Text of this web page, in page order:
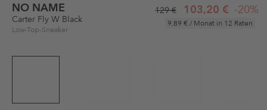
NO NAME
Carter Fly W Black
Low-Top-Sneaker
129 € 103,20 € -20%
9,89 € / Monat in 12 Raten